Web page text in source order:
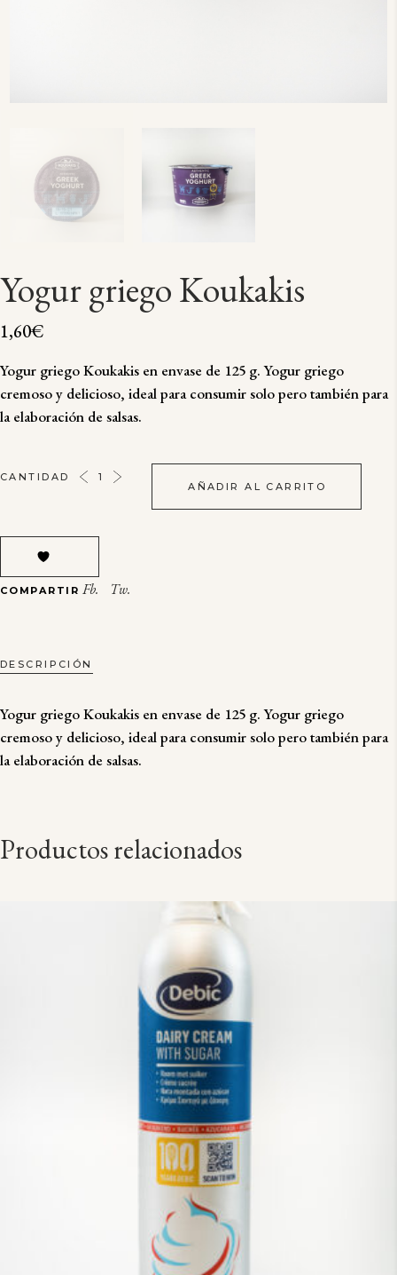
Yogur griego Koukakis
1,60€
Yogur griego Koukakis en envase de 125 g. Yogur griego
cremoso y delicioso, ideal para consumir solo pero también para
la elaboración de salsas.
YOGUR
QUANTITY
CANTIDAD
AÑADIR AL CARRITO
COMPARTIR Fb. Tw.
DESCRIPCIÓN
Yogur griego Koukakis en envase de 125 g. Yogur griego
cremoso y delicioso, ideal para consumir solo pero también para
la elaboración de salsas.
Productos relacionados